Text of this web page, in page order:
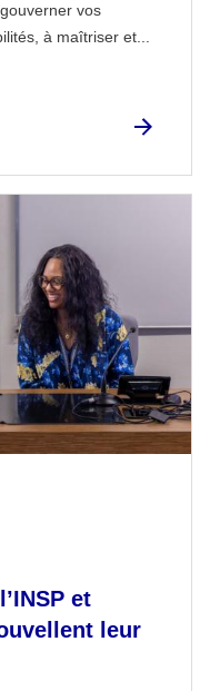
vos
à maîtriser et...
et
leur